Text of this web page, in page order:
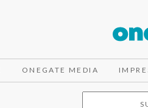
ONEGATE MEDIA